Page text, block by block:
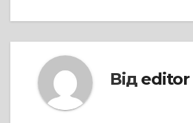
Від editor